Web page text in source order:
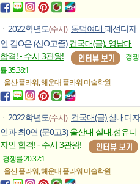
ㆍ 2022학년도(수시) 동덕여대 패션디자
인 김O은 (산O고졸)건국대(글), 영남대
합격! - 수시 3관왕!
경쟁
률 35.38:1
울산 플라워,해운대 플라워미술학원
ㆍ 2022학년도(수시) 건국대(글)실내디자
인과 최0연 (문0고3)울산대 실내,섬유디
자인 합격! - 수시 3관왕!
경쟁률 20.32:1
울산 플라워,해운대 플라워미술학원